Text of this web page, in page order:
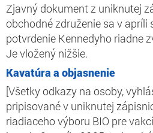
Zjavný dokument z uniknutej
obchodné združenie sa v
potvrdenie Kennedyho riadne
Je vložený nižšie.
Kavatúra a objasnenie
[Všetky odkazy na osoby,
pripisované v uniknutej
riadiaceho výboru BIO pre